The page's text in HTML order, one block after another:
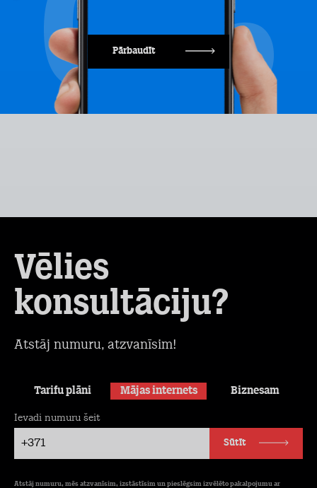
Pārbaudīt
Vēlies
konsultāciju?
Atstāj numuru, atzvanīsim!
Tarifu plāni Mājas internets Biznesam
+371
Ievadi numuru šeit
Sūtīt
Atstāj numuru, mēs atzvanīsim, izstāstīsim un pieslēgsim izvēlēto pakalpojumu ar